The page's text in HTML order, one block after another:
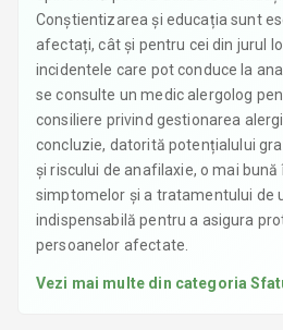
Conștientizarea și educația sunt
afectați, cât și pentru cei din jurul
incidentele care pot conduce la
se consulte un medic alergolog
consiliere privind gestionarea
concluzie, datorită potențialului
și riscului de anafilaxie, o mai bună
simptomelor și a tratamentului de
indispensabilă pentru a asigura
persoanelor afectate.
Vezi mai multe din categoria